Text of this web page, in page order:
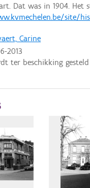
Dat was in 1904. Het
site/
Carine
2013
ter beschikking